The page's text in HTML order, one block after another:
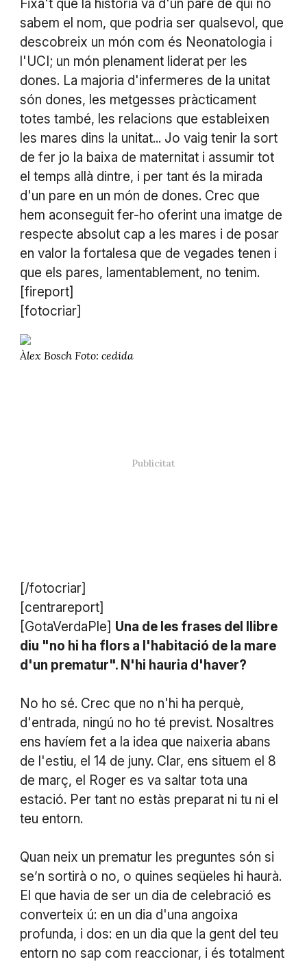
Fixa't que la història va d'un pare de qui no
sabem el nom, que podria ser qualsevol, que
descobreix un món com és Neonatologia i
l'UCI; un món plenament liderat per les
dones. La majoria d'infermeres de la unitat
són dones, les metgesses pràcticament
totes també, les relacions que estableixen
les mares dins la unitat... Jo vaig tenir la sort
de fer jo la baixa de maternitat i assumir tot
el temps allà dintre, i per tant és la mirada
d'un pare en un món de dones. Crec que
hem aconseguit fer-ho oferint una imatge de
respecte absolut cap a les mares i de posar
en valor la fortalesa que de vegades tenen i
que els pares, lamentablement, no tenim.
[fireport]
[fotocriar]
Àlex Bosch Foto: cedida
[/fotocriar]
[centrareport]
[GotaVerdaPle] Una de les frases del llibre
diu "no hi ha flors a l'habitació de la mare
d'un prematur". N'hi hauria d'haver?
No ho sé. Crec que no n'hi ha perquè,
d'entrada, ningú no ho té previst. Nosaltres
ens havíem fet a la idea que naixeria abans
de l'estiu, el 14 de juny. Clar, ens situem el 8
de març, el Roger es va saltar tota una
estació. Per tant no estàs preparat ni tu ni el
teu entorn.
Quan neix un prematur les preguntes són si
se’n sortirà o no, o quines seqüeles hi haurà.
El que havia de ser un dia de celebració es
converteix ú: en un dia d'una angoixa
profunda, i dos: en un dia que la gent del teu
entorn no sap com reaccionar, i és totalment